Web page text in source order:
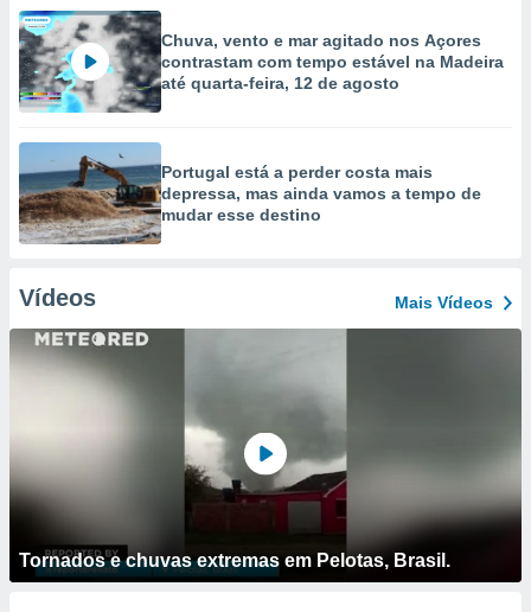
Chuva, vento e mar agitado nos Açores
contrastam com tempo estável na Madeira
até quarta-feira, 12 de agosto
Portugal está a perder costa mais
depressa, mas ainda vamos a tempo de
mudar esse destino
Vídeos Mais Vídeos
Tornados e chuvas extremas em Pelotas, Brasil.